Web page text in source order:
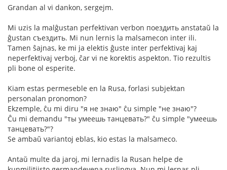
Grandan al vi dankon, sergejm.
Mi uzis la malĝustan perfektivan verbon поездить anstataŭ la
ĝustan съездить. Mi nun lernis la malsamecon inter ili.
Tamen ŝajnas, ke mi ja elektis ĝuste inter perfektivaj kaj
neperfektivaj verboj, ĉar vi ne korektis aspekton. Tio rezultis
pli bone ol esperite.
Kiam estas permeseble en la Rusa, forlasi subjektan
personalan pronomon?
Ekzemple, ĉu mi diru "я не знаю" ĉu simple "не знаю"?
Ĉu mi demandu "ты умеешь танцевать?" ĉu simple "умеешь
танцевать?"?
Se ambaŭ variantoj eblas, kio estas la malsameco.
Antaŭ multe da jaroj, mi lernadis la Rusan helpe de